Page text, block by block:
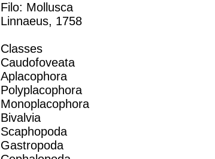
Filo: Mollusca
Linnaeus, 1758
Classes
Caudofoveata
Aplacophora
Polyplacophora
Monoplacophora
Bivalvia
Scaphopoda
Gastropoda